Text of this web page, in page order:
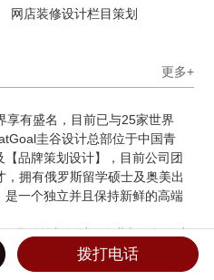
网店装修设计栏目策划
更多+
享有盛名，目前已与25家世界
圭谷设计总部位于中国青
品牌策划设计】，目前公司团
拥有俄罗斯留学硕士及奥美出
一个独立并且保持新鲜的高端
品牌策划设计 企业邮箱提供商
拨打电话